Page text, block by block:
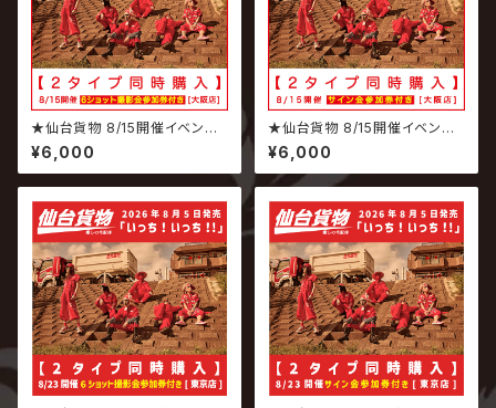
★仙台貨物 8/15開催イベント
専用商品★ 2026.08.05 仙台
貨物 / いっち! いっち!! 【6ショッ
ト撮影会参加権付】
¥6,000
★仙台貨物 8/15開催イベント
専用商品★ 2026.08.05 仙台
貨物 / いっち! いっち!! 【サイン
会参加権付】
¥6,000